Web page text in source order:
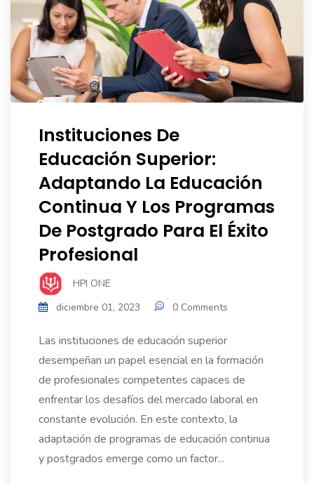
Instituciones De
Educación Superior:
Adaptando La Educación
Continua Y Los Programas
De Postgrado Para El Éxito
Profesional
HPI ONE
diciembre 01, 2023
0 Comments
Las instituciones de educación superior
desempeñan un papel esencial en la formación
de profesionales competentes capaces de
enfrentar los desafíos del mercado laboral en
constante evolución. En este contexto, la
adaptación de programas de educación continua
y postgrados emerge como un factor...